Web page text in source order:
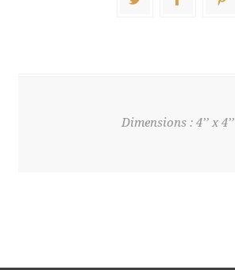
Dimensions : 4’’ x 4’’